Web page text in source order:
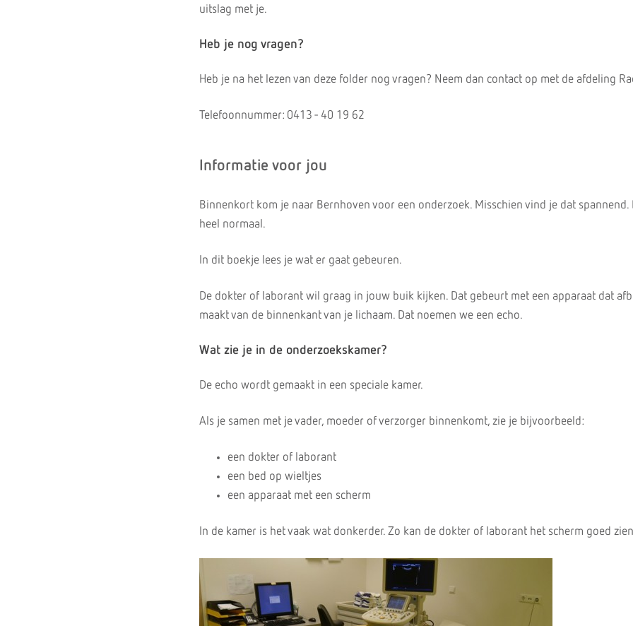
uitslag met je.
Heb je nog vragen?
Heb je na het lezen van deze folder nog vragen? Neem dan contact op met de afdeling
Telefoonnummer: 0413 - 40 19 62
Informatie voor jou
Binnenkort kom je naar Bernhoven voor een onderzoek. Misschien vind je dat spannend.
heel normaal.
In dit boekje lees je wat er gaat gebeuren.
De dokter of laborant wil graag in jouw buik kijken. Dat gebeurt met een apparaat dat
maakt van de binnenkant van je lichaam. Dat noemen we een echo.
Wat zie je in de onderzoekskamer?
De echo wordt gemaakt in een speciale kamer.
Als je samen met je vader, moeder of verzorger binnenkomt, zie je bijvoorbeeld:
een dokter of laborant
een bed op wieltjes
een apparaat met een scherm
In de kamer is het vaak wat donkerder. Zo kan de dokter of laborant het scherm goed